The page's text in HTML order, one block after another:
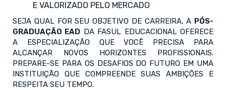
E VALORIZADO PELO MERCADO
SEJA QUAL FOR SEU OBJETIVO DE CARREIRA, A PÓS-
GRADUAÇÃO EAD DA FASUL EDUCACIONAL OFERECE
A ESPECIALIZAÇÃO QUE VOCÊ PRECISA PARA
ALCANÇAR NOVOS HORIZONTES PROFISSIONAIS.
PREPARE-SE PARA OS DESAFIOS DO FUTURO EM UMA
INSTITUIÇÃO QUE COMPREENDE SUAS AMBIÇÕES E
RESPEITA SEU TEMPO.